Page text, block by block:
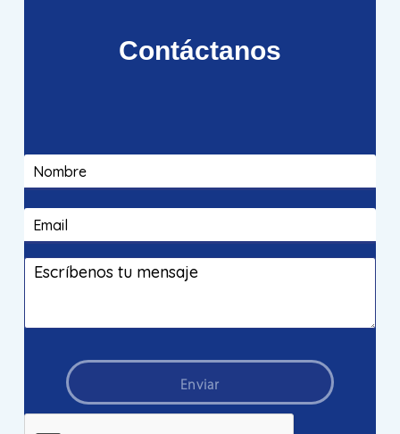
Contáctanos
Enviar